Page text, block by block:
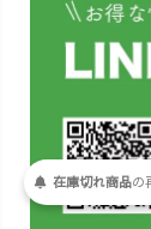
在庫切れ商品の